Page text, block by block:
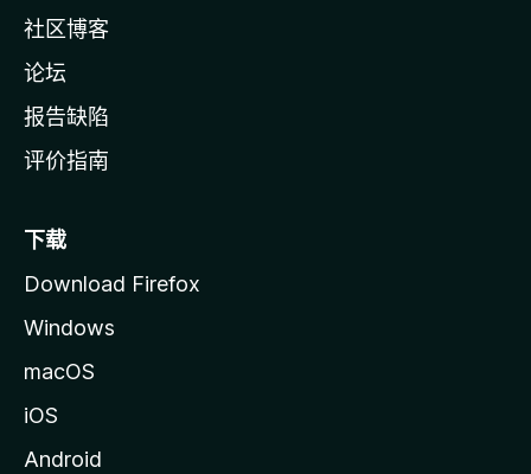
社区博客
论坛
报告缺陷
评价指南
下载
Download Firefox
Windows
macOS
iOS
Android